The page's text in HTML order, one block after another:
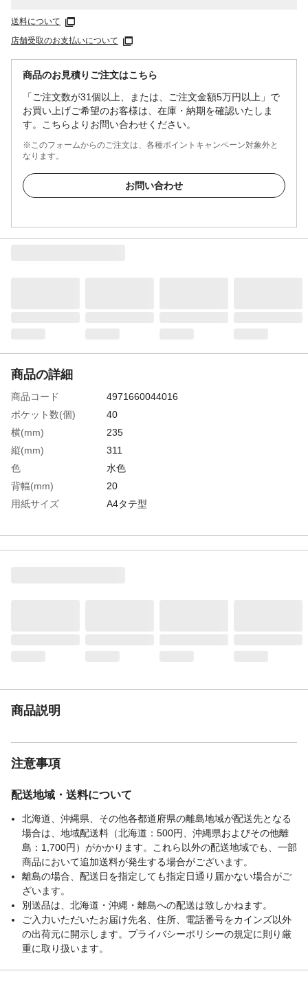
送料について
店舗受取のお支払いについて
商品のお見積りご注文はこちら
「ご注文数が31個以上、または、ご注文金額5万円以上」で
お買い上げご希望のお客様は、在庫・納期を確認いたしま
す。こちらよりお問い合わせください。
※このフォームからのご注文は、各種ポイントキャンペーン対象外と
なります。
お問い合わせ
商品の詳細
商品コード
4971660044016
ポケット数(個)
40
横(mm)
235
縦(mm)
311
色
水色
背幅(mm)
20
用紙サイズ
A4タテ型
重さ
360.000G
商品説明
注意事項
配送地域・送料について
北海道、沖縄県、その他各都道府県の離島地域が配送先となる
場合は、地域配送料（北海道：500円、沖縄県およびその他離
島：1,700円）がかかります。これら以外の配送地域でも、一部
商品において追加送料が発生する場合がございます。
離島の場合、配送日を指定しても指定日通り届かない場合がご
ざいます。
別送品は、北海道・沖縄・離島への配送は致しかねます。
ご入力いただいたお届け先名、住所、電話番号をカインズ以外
の出荷元に開示します。プライバシーポリシーの規定に則り厳
重に取り扱います。